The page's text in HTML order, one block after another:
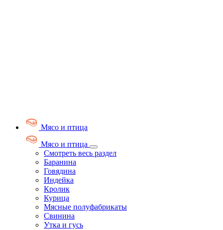
Мясо и птица
Мясо и птица
Смотреть весь раздел
Баранина
Говядина
Индейка
Кролик
Курица
Мясные полуфабрикаты
Свинина
Утка и гусь